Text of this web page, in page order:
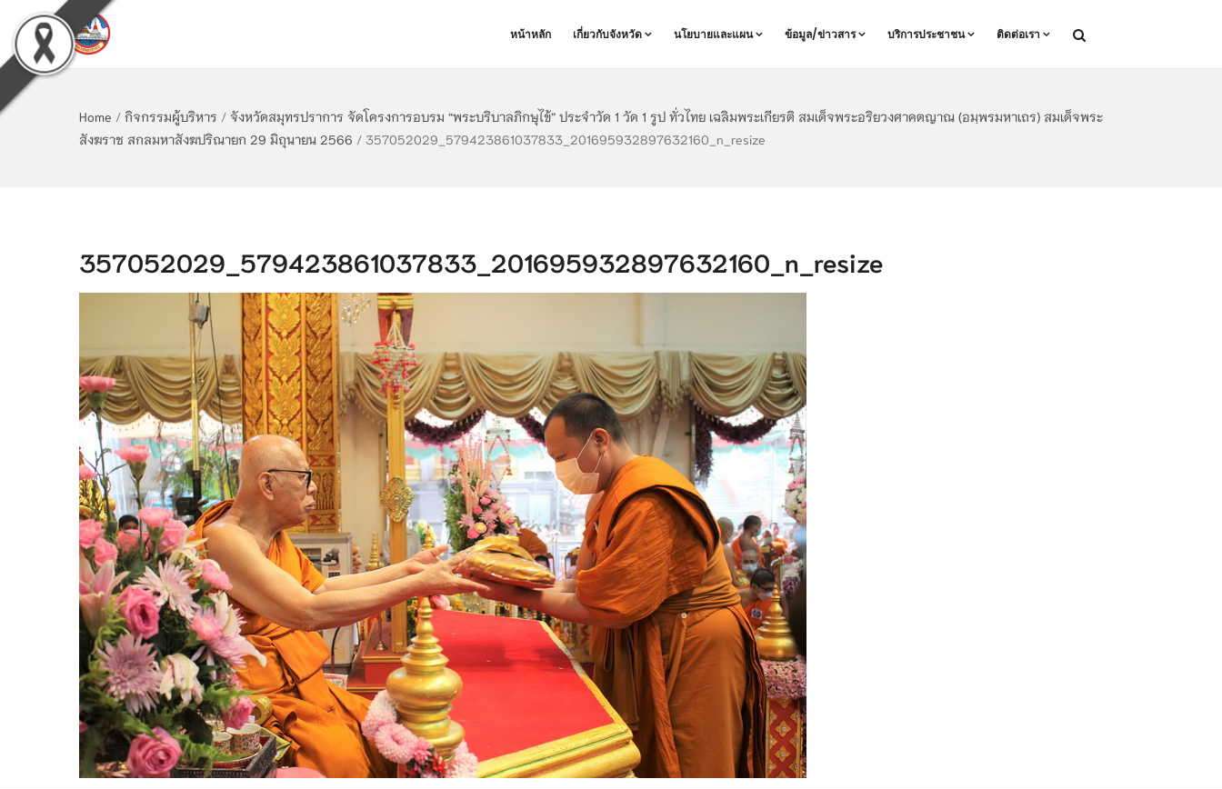
หน้าหลัก เกี่ยวกับจังหวัด นโยบายและแผน ข้อมูล/ข่าวสาร บริการประชาชน ติดต่อเรา
Home / กิจกรรมผู้บริหาร / จังหวัดสมุทรปราการ จัดโครงการอบรม “พระบริบาลภิกษุไข้” ประจำวัด 1 วัด 1 รูป ทั่วไทย เฉลิมพระเกียรติ สมเด็จพระอริยวงศาคตญาณ (อมฺพรมหาเถร) สมเด็จพระ
สังฆราช สกลมหาสังฆปริณายก 29 มิถุนายน 2566 / 357052029_579423861037833_201695932897632160_n_resize
357052029_579423861037833_201695932897632160_n_resize